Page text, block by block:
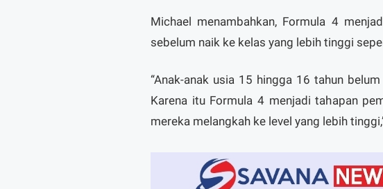
Michael menambahkan, Formula 4
sebelum naik ke kelas yang lebih tinggi
“Anak-anak usia 15 hingga 16 tahun
Karena itu Formula 4 menjadi tahapan
mereka melangkah ke level yang lebih